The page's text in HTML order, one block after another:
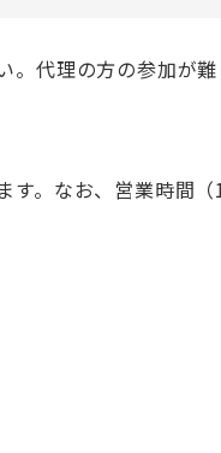
代理の方の参加が
。なお、営業時間